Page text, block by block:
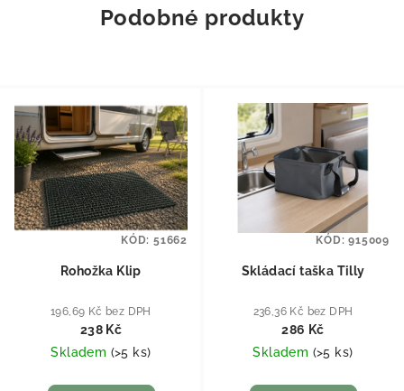
Podobné produkty
Rohožka Klip
196,69 Kč bez DPH
238 Kč
Skladem (>5 ks)
KÓD: 51662
Skládací taška Tilly
236,36 Kč bez DPH
286 Kč
Skladem (>5 ks)
KÓD:915009